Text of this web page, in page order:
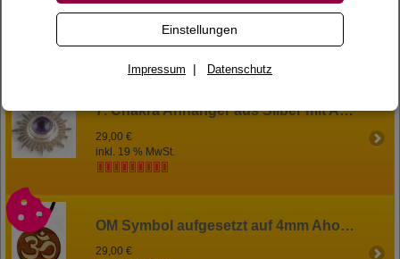
inkl. 19 % MwSt.
7. Chakra Anhänger aus Silber mit Amethyst
29,00 €
inkl. 19 % MwSt.
OM Symbol aufgesetzt auf 4mm Ahornholz
29,00 €
Einstellungen
Impressum | Datenschutz